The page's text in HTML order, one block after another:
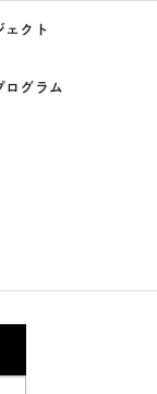
ェクト
ログラム